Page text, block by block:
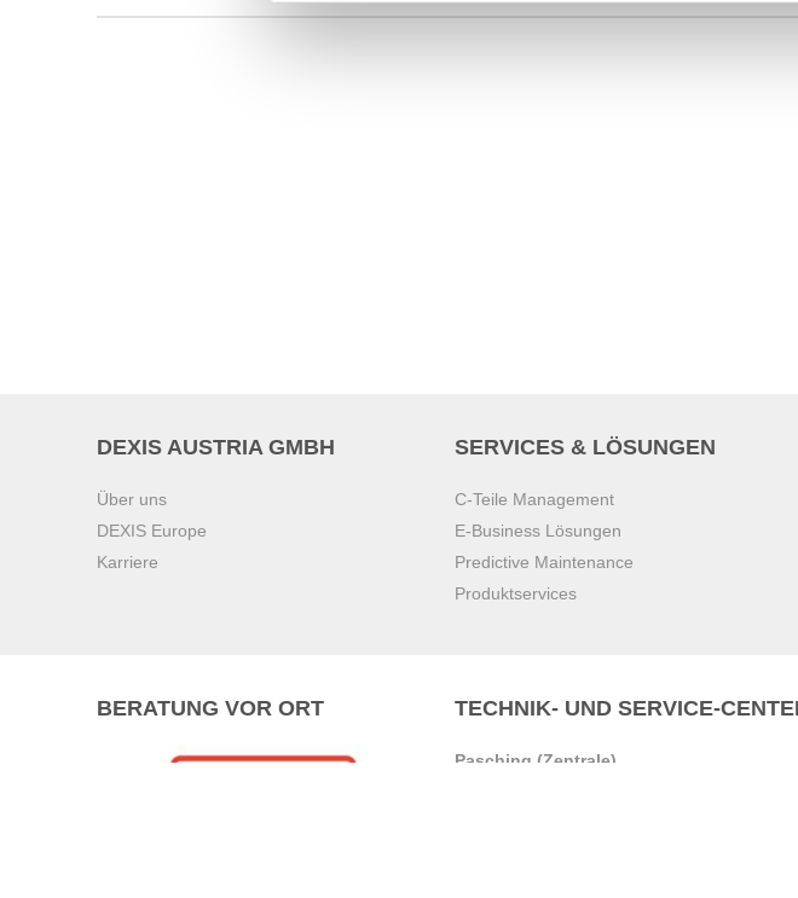
DEXIS AUSTRIA GMBH
Über uns
DEXIS Europe
Karriere
SERVICES & LÖSUNGEN
C-Teile Management
E-Business Lösungen
Predictive Maintenance
Produktservices
BERATUNG VOR ORT TECHNIK- UND SERVICE-
Pasching (Zentrale)